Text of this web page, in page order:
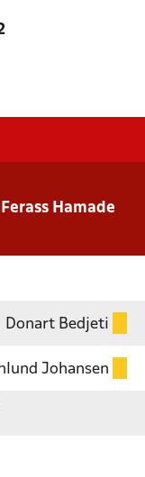
Ferass Hamade
Donart Bedjeti
Johansen